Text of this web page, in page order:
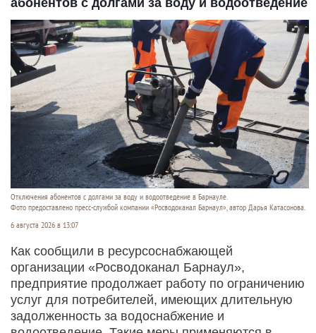
Отключения абонентов с долгами за воду и водоотведение в Барнауле.
Фото предоставлено пресс-службой компании «Росводоканал Барнаул», автор Дарья Катасонова.
6 августа 2026 в 13:07
Как сообщили в ресурсоснабжающей
организации «Росводоканал Барнаул»,
предприятие продолжает работу по ограничению
услуг для потребителей, имеющих длительную
задолженность за водоснабжение и